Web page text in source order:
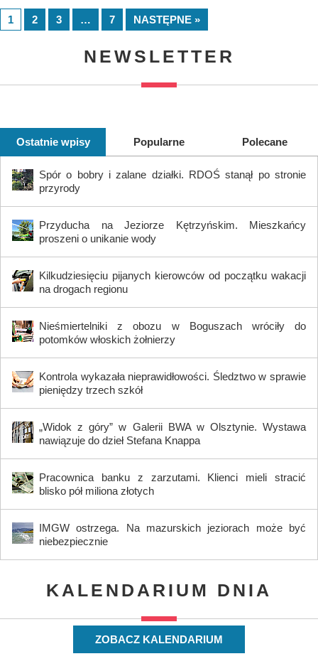
1 2 3 … 7 NASTĘPNE »
NEWSLETTER
Ostatnie wpisy Popularne Polecane
Spór o bobry i zalane działki. RDOŚ stanął po stronie
przyrody
Przyducha na Jeziorze Kętrzyńskim. Mieszkańcy
proszeni o unikanie wody
Kilkudziesięciu pijanych kierowców od początku wakacji
na drogach regionu
Nieśmiertelniki z obozu w Boguszach wróciły do
potomków włoskich żołnierzy
Kontrola wykazała nieprawidłowości. Śledztwo w sprawie
pieniędzy trzech szkół
„Widok z góry” w Galerii BWA w Olsztynie. Wystawa
nawiązuje do dzieł Stefana Knappa
Pracownica banku z zarzutami. Klienci mieli stracić
blisko pół miliona złotych
IMGW ostrzega. Na mazurskich jeziorach może być
niebezpiecznie
KALENDARIUM DNIA
ZOBACZ KALENDARIUM